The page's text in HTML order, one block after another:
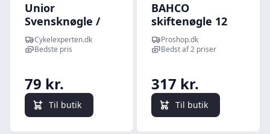
Unior
Svensknøgle /
Skiftenøgle - 12"
(Lang Model)
Cykelexperten.dk
Bedste pris
79 kr.
Til butik
BAHCO
skiftenøgle 12
8073 ip
Proshop.dk
Bedst af 2 priser
317 kr.
Til butik